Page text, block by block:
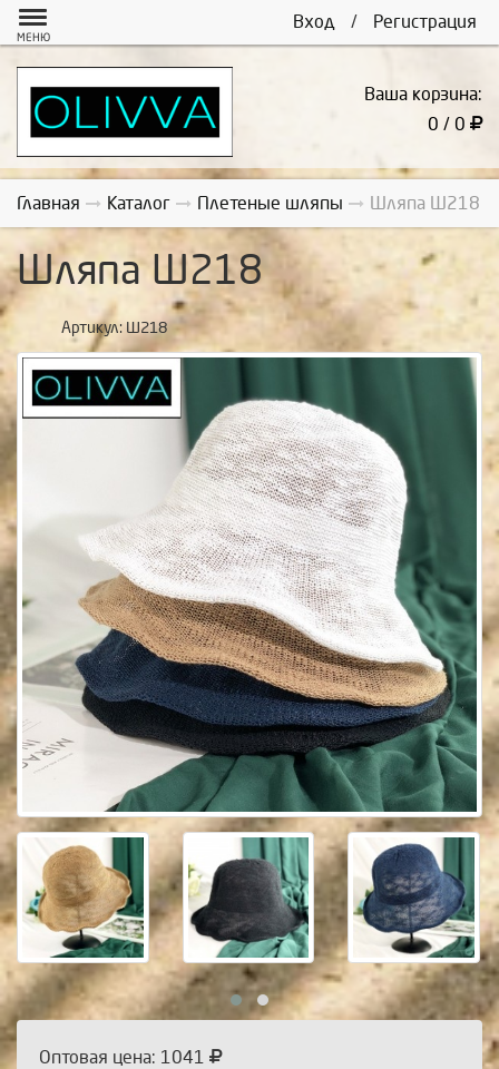
Вход / Регистрация
МЕНЮ
Ваша корзина:
0 / 0
Главная Каталог Плетеные шляпы Шляпа Ш218
Шляпа Ш218
Артикул: Ш218
Оптовая цена: 1041